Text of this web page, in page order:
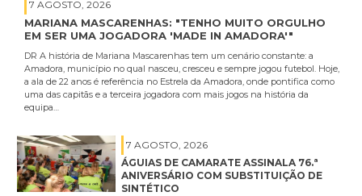
7 AGOSTO, 2026
MARIANA MASCARENHAS: "TENHO MUITO ORGULHO
EM SER UMA JOGADORA 'MADE IN AMADORA'"
DR A história de Mariana Mascarenhas tem um cenário constante: a
Amadora, município no qual nasceu, cresceu e sempre jogou futebol. Hoje,
a ala de 22 anos é referência no Estrela da Amadora, onde pontifica como
uma das capitãs e a terceira jogadora com mais jogos na história da
equipa…
7 AGOSTO, 2026
ÁGUIAS DE CAMARATE ASSINALA 76.ª
ANIVERSÁRIO COM SUBSTITUIÇÃO DE
SINTÉTICO